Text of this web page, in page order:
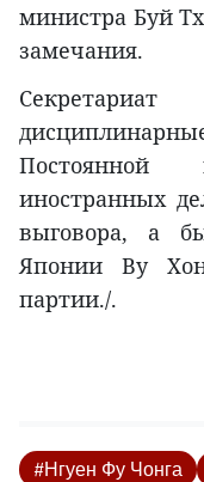
министра Буй
замечания.
Постоянной
иностранных
выговора, а
Японии Ву
партии./.
#Нгуен Фу Чонга